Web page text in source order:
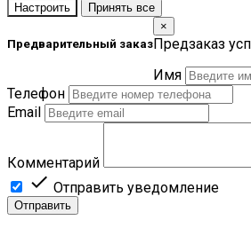
Настроить Принять все
Предварительный заказ
×
Предзаказ
Имя
Телефон
Email
Комментарий
 Отправить уведомление
Отправить